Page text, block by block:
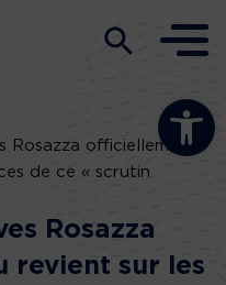
Ouvrir la
Rosazza officiellement
de ce « scrutin
Rosazza
revient sur les